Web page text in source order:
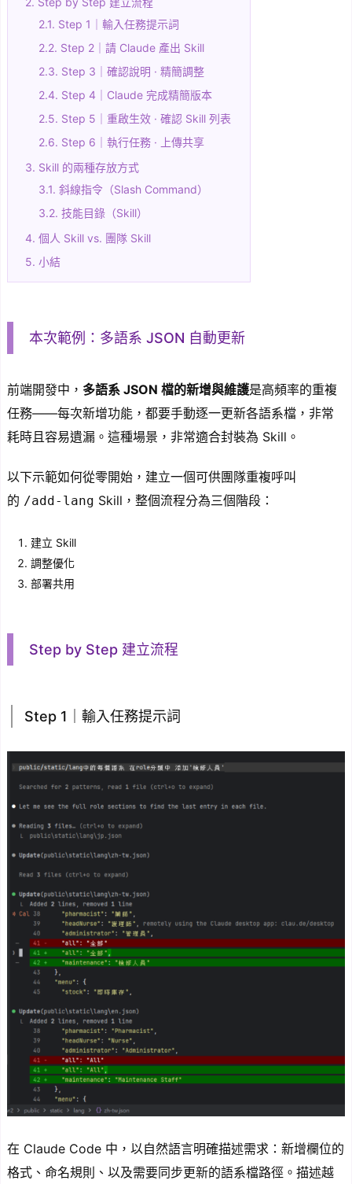
2.1. Step 1｜輸入任務提示詞
2.2. Step 2｜請 Claude 產出 Skill
2.3. Step 3｜確認說明 · 精簡調整
2.4. Step 4｜Claude 完成精簡版本
2.5. Step 5｜重啟生效 · 確認 Skill 列表
2.6. Step 6｜執行任務 · 上傳共享
3. Skill 的兩種存放方式
3.1. 斜線指令（Slash Command）
3.2. 技能目錄（Skill）
4. 個人 Skill vs. 團隊 Skill
5. 小結
本次範例：多語系 JSON 自動更新
前端開發中， 多語系 JSON 檔的新增與維護是高頻率的重複
任務——每次新增功能，都要手動逐一更新各語系檔，非常
耗時且容易遺漏。這種場景，非常適合封裝為 Skill。
以下示範如何從零開始，建立一個可供團隊重複呼叫
的 /add-lang Skill，整個流程分為三個階段：
建立 Skill
調整優化
部署共用
Step by Step 建立流程
Step 1｜輸入任務提示詞
在 Claude Code 中，以自然語言明確描述需求：新增欄位的
格式、命名規則、以及需要同步更新的語系檔路徑。描述越